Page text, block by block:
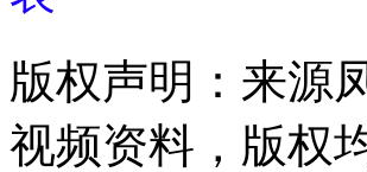
版权声明：来源
视频资料，版权